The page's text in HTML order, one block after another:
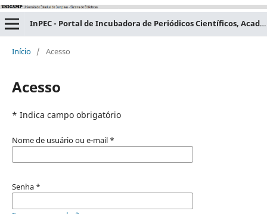
InPEC - Portal de Incubadora de Periódicos Científicos, Acadêmicos e Educacionais
Início / Acesso
Acesso
* Indica campo obrigatório
Nome de usuário ou e-mail *
Senha *